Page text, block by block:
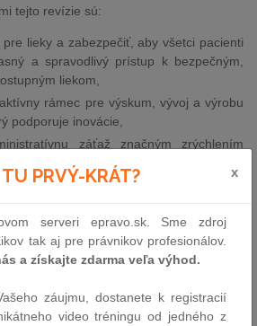
tejto revízie sú:
lieky a zabezpečiť, aby všetci pacienti
a spravodlivý prístup k bezpečným,
liekom,
rámec pre výskum, vývoj a výrobu
podporuje inovácie,
záťaž značným zrýchlením
času pri povoľovaní liekov, aby sa lieky
ohľadu na to, kde v EÚ žijú,
bojovať proti antimikrobiálnej
liekov v životnom prostredí,
v prijatí 2 legislatívnych návrhov, ktorú
PRVÝ-KRÁT? x
serveri epravo.sk. Sme zdroj
tak aj pre právnikov profesionálov.
a získajte zdarma veľa výhod.
záujmu, dostanete k registracií
video tréningu od jedného z